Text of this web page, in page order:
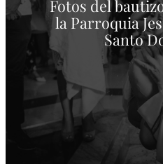
Fotos del
la Parroquia
Santo